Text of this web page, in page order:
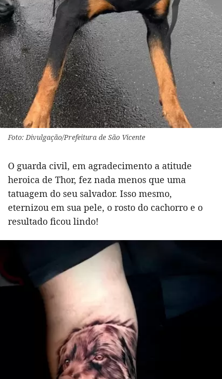
Foto: Divulgação/Prefeitura de São Vicente
O guarda civil, em agradecimento a atitude
heroica de Thor, fez nada menos que uma
tatuagem do seu salvador. Isso mesmo,
eternizou em sua pele, o rosto do cachorro e o
resultado ficou lindo!